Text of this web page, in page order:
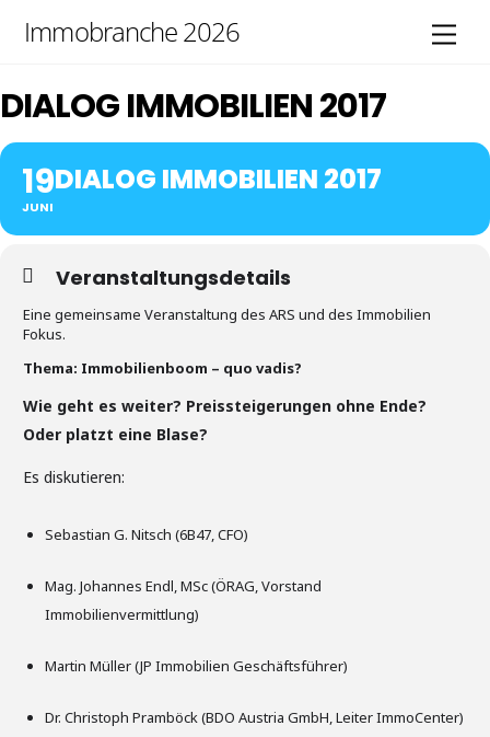
Immobranche 2026
DIALOG IMMOBILIEN 2017
19
JUNI
DIALOG IMMOBILIEN 2017
Veranstaltungsdetails
Eine gemeinsame Veranstaltung des ARS und des Immobilien
Fokus.
Thema: Immobilienboom – quo vadis?
Wie geht es weiter? Preissteigerungen ohne Ende?
Oder platzt eine Blase?
Es diskutieren:
Sebastian G. Nitsch (6B47, CFO)
Mag. Johannes Endl, MSc (ÖRAG, Vorstand
Immobilienvermittlung)
Martin Müller (JP Immobilien Geschäftsführer)
Dr. Christoph Pramböck (BDO Austria GmbH, Leiter ImmoCenter)